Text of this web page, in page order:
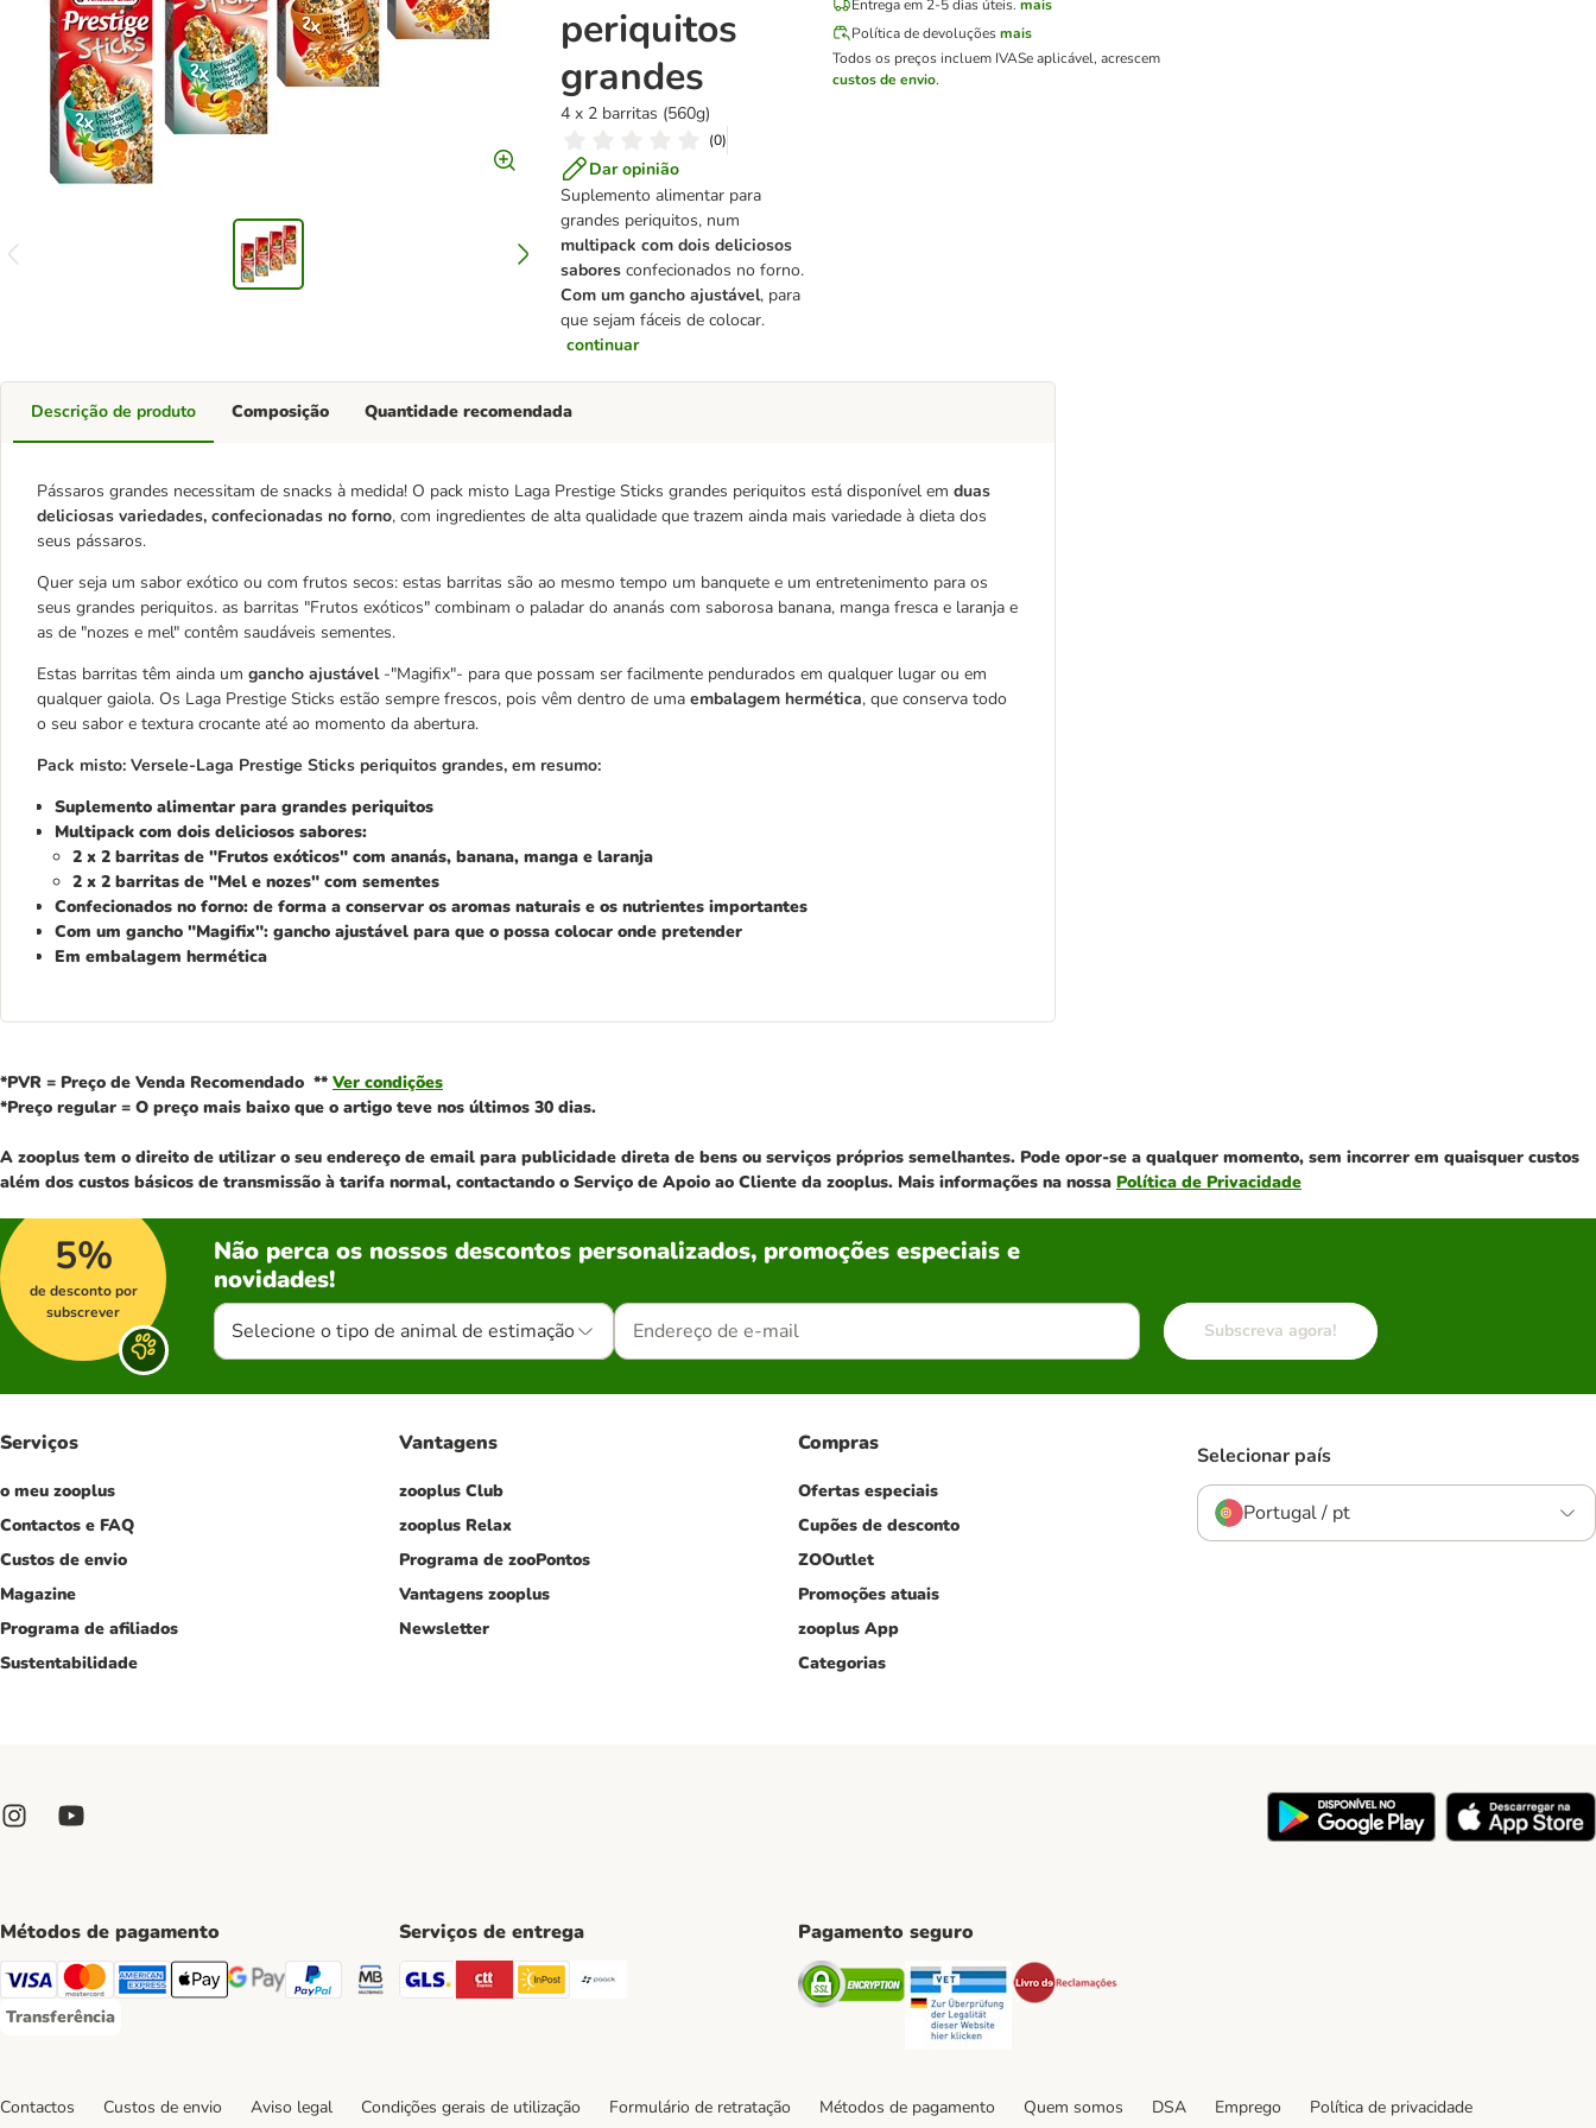
periquitos
grandes
4 x 2 barritas (560g)
(0)
Dar opinião
Suplemento alimentar para
grandes periquitos, num
multipack com dois deliciosos
sabores confecionados no forno.
Com um gancho ajustável, para
que sejam fáceis de colocar.
continuar
Entrega em 2-5 dias úteis. mais
Política de devoluçõesmais
Todos os preços incluem IVASe aplicável, acrescem
custos de envio.
Descrição de produto
Pássaros grandes necessitam de snacks à medida! O pack misto Laga Prestige Sticks grandes periquitos está disponível em duas
deliciosas variedades, confecionadas no forno, com ingredientes de alta qualidade que trazem ainda mais variedade à dieta dos
seus pássaros.
Quer seja um sabor exótico ou com frutos secos: estas barritas são ao mesmo tempo um banquete e um entretenimento para os
seus grandes periquitos. as barritas "Frutos exóticos" combinam o paladar do ananás com saborosa banana, manga fresca e laranja e
as de "nozes e mel" contêm saudáveis sementes.
Estas barritas têm ainda um gancho ajustável-"Magifix"- para que possam ser facilmente pendurados em qualquer lugar ou em
qualquer gaiola. Os Laga Prestige Sticks estão sempre frescos, pois vêm dentro de uma embalagem hermética, que conserva todo
o seu sabor e textura crocante até ao momento da abertura.
Pack misto: Versele-Laga Prestige Sticks periquitos grandes, em resumo:
Suplemento alimentar para grandes periquitos
Multipack com dois deliciosos sabores:
2 x 2 barritas de "Frutos exóticos" com ananás, banana, manga e laranja
2 x 2 barritas de "Mel e nozes" com sementes
Confecionados no forno: de forma a conservar os aromas naturais e os nutrientes importantes
Com um gancho "Magifix": gancho ajustável para que o possa colocar onde pretender
Em embalagem hermética
Composição Quantidade recomendada
*PVR = Preço de Venda Recomendado ** Ver condições
*Preço regular = O preço mais baixo que o artigo teve nos últimos 30 dias.
A zooplus tem o direito de utilizar o seu endereço de email para publicidade direta de bens ou serviços próprios semelhantes. Pode opor-se a qualquer momento, sem incorrer em quaisquer custos
além dos custos básicos de transmissão à tarifa normal, contactando o Serviço de Apoio ao Cliente da zooplus. Mais informações na nossa Política de Privacidade
5%
de desconto por
subscrever
Não perca os nossos descontos personalizados, promoções especiais e
novidades!
Selecione o tipo de animal de estimação Subscreva agora!
Serviços
o meu zooplus
Contactos e FAQ
Custos de envio
Magazine
Programa de afiliados
Sustentabilidade
Vantagens
zooplus Club
zooplus Relax
Programa de zooPontos
Vantagens zooplus
Newsletter
Compras
Ofertas especiais
Cupões de desconto
ZOOutlet
Promoções atuais
zooplus App
Categorias
Selecionar país
Portugal / pt
Métodos de pagamento
Visa Payment Method
Mastercard Payment Method
American Express Payment Method
Apple Pay Payment Method
Google Pay Payment Method
PayPal Payment Method
Multibanco Payment Method
Transferência
Transferência Payment Method
Serviços de entrega
GLS Shipping Method
CTTExpress Shipping Method
InPost Shipping Method
Paack Shipping Method
Pagamento seguro
Security Security
Contactos Custos de envio Aviso legal Condições gerais de utilização Formulário de retratação Métodos de pagamento Quem somos DSA Emprego Política de privacidade